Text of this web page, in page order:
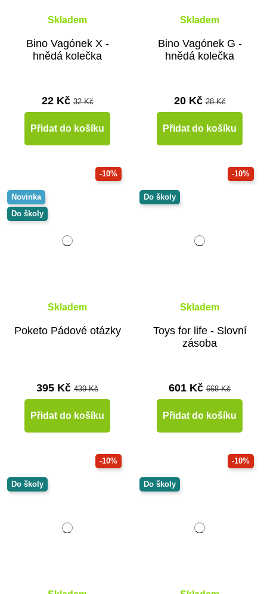
Skladem
Bino Vagónek X -
hnědá kolečka
22 Kč32 Kč
Přidat do košíku
Skladem
Bino Vagónek G -
hnědá kolečka
20 Kč28 Kč
Přidat do košíku
-10%
Novinka
Do školy
Skladem
Poketo Pádové otázky
395 Kč 439 Kč
Přidat do košíku
-10%
Do školy
Skladem
Toys for life - Slovní
zásoba
601 Kč 668 Kč
Přidat do košíku
-10%
Do školy
-10%
Do školy